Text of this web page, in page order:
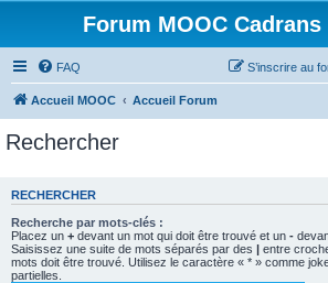
Forum MOOC
FAQ S’inscrire au
Accueil MOOC Accueil Forum
Rechercher
RECHERCHER
Recherche par mots-clés :
Placez un + devant un mot qui doit être trouvé et un -
Saisissez une suite de mots séparés par des | entre
mots doit être trouvé. Utilisez le caractère « * » comme
partielles.